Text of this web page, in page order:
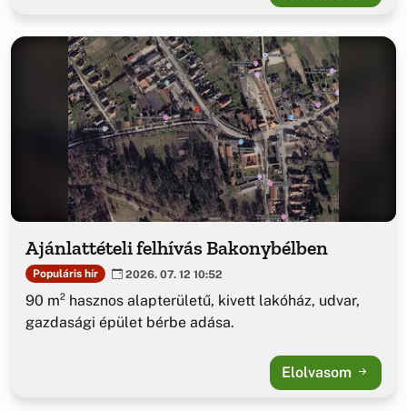
Ajánlattételi felhívás Bakonybélben
Populáris hír 2026. 07. 12 10:52
90 m² hasznos alapterületű, kivett lakóház, udvar,
gazdasági épület bérbe adása.
Elolvasom